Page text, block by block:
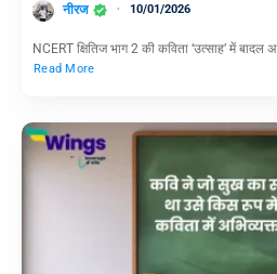
नीरज 10/01/2026
NCERT क्षितिज भाग 2 की कविता ‘उत्साह’ में
Read More